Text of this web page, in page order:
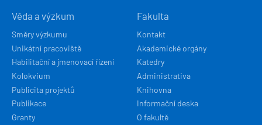
Věda a výzkum
Směry výzkumu
Unikátní pracoviště
Habilitační a jmenovací řízení
Kolokvium
Publicita projektů
Publikace
Granty
Fakulta
Kontakt
Akademické orgány
Katedry
Administrativa
Knihovna
Informační deska
O fakultě